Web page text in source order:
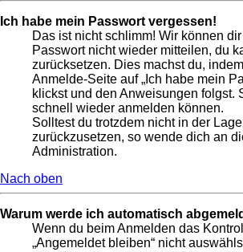
Ich habe mein Passwort vergessen!
Das ist nicht schlimm! Wir können
Passwort nicht wieder mitteilen, du
zurücksetzen. Dies machst du,
Anmelde-Seite auf „Ich habe mein
klickst und den Anweisungen folgst.
schnell wieder anmelden können.
Solltest du trotzdem nicht in der
zurückzusetzen, so wende dich an
Administration.
Nach oben
Warum werde ich automatisch
Wenn du beim Anmelden das
„Angemeldet bleiben“ nicht